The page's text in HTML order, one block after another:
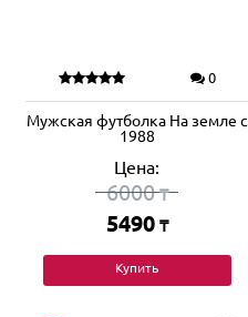
0
Мужская футболка На земле с
1988
Цена:
6000₸
5490 ₸
Купить